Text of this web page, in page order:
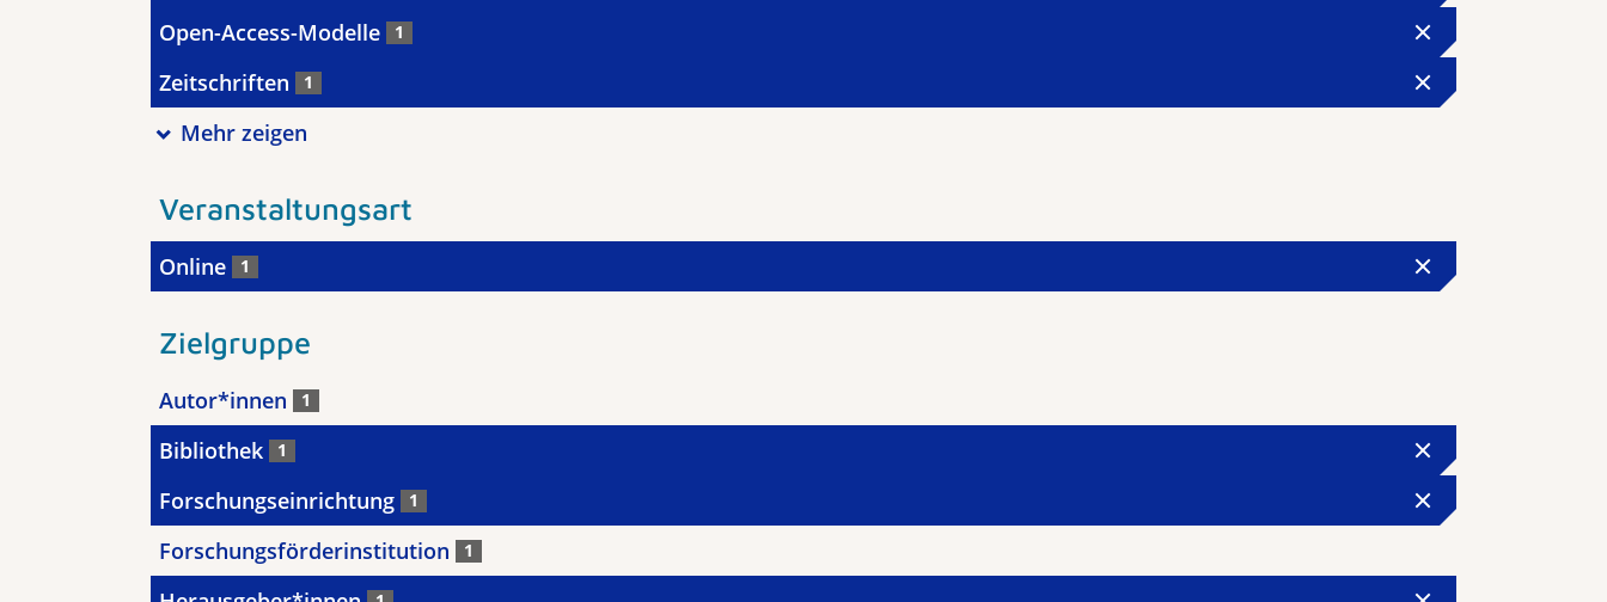
Open-Access-Modelle 1
Zeitschriften 1
Mehr zeigen
Veranstaltungsart
Online 1
Zielgruppe
Autor*innen 1
Bibliothek 1
Forschungseinrichtung 1
Forschungsförderinstitution 1